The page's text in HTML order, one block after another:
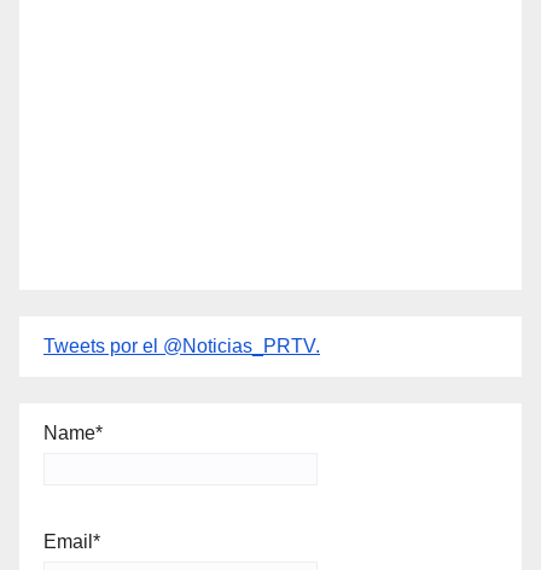
Tweets por el @Noticias_PRTV.
Name*
Email*